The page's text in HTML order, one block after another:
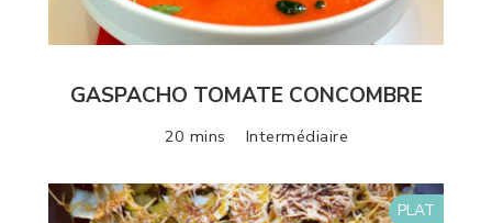
GASPACHO TOMATE CONCOMBRE
20 mins Intermédiaire
PLAT